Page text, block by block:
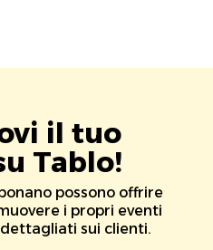
il tuo
Tablo!
possono offrire
i propri eventi
sui clienti.